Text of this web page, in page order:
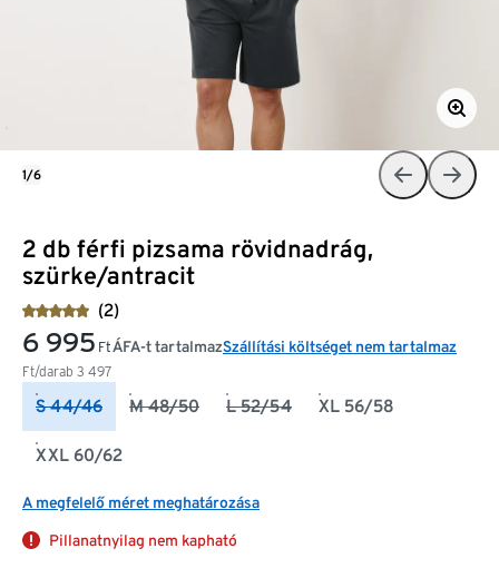
2 db férfi pizsama rövidnadrág,
szürke/antracit
(2)
6 995 Ft
Ft/darab 3 497
ÁFA-t tartalmazSzállítási költséget nem tartalmaz
S 44/46 M 48/50 L 52/54 XL 56/58
XXL 60/62
A megfelelő méret meghatározása
Pillanatnyilag nem kapható
1/6